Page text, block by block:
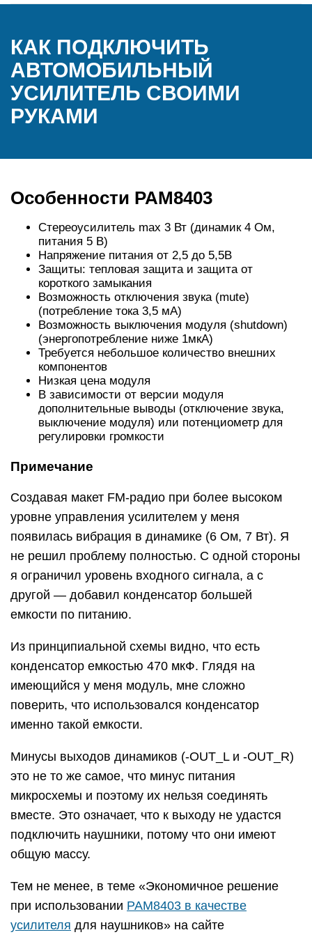
КАК ПОДКЛЮЧИТЬ
АВТОМОБИЛЬНЫЙ
УСИЛИТЕЛЬ СВОИМИ
РУКАМИ
Особенности PAM8403
Стереоусилитель max 3 Вт (динамик 4 Ом,
питания 5 В)
Напряжение питания от 2,5 до 5,5В
Защиты: тепловая защита и защита от
короткого замыкания
Возможность отключения звука (mute)
(потребление тока 3,5 мА)
Возможность выключения модуля (shutdown)
(энергопотребление ниже 1мкА)
Требуется небольшое количество внешних
компонентов
Низкая цена модуля
В зависимости от версии модуля
дополнительные выводы (отключение звука,
выключение модуля) или потенциометр для
регулировки громкости
Примечание
Создавая макет FM-радио при более высоком
уровне управления усилителем у меня
появилась вибрация в динамике (6 Ом, 7 Вт). Я
не решил проблему полностью. С одной стороны
я ограничил уровень входного сигнала, а с
другой — добавил конденсатор большей
емкости по питанию.
Из принципиальной схемы видно, что есть
конденсатор емкостью 470 мкФ. Глядя на
имеющийся у меня модуль, мне сложно
поверить, что использовался конденсатор
именно такой емкости.
Минусы выходов динамиков (-OUT_L и -OUT_R)
это не то же самое, что минус питания
микросхемы и поэтому их нельзя соединять
вместе. Это означает, что к выходу не удастся
подключить наушники, потому что они имеют
общую массу.
Тем не менее, в теме «Экономичное решение
при использовании PAM8403 в качестве
усилителя для наушников» на сайте